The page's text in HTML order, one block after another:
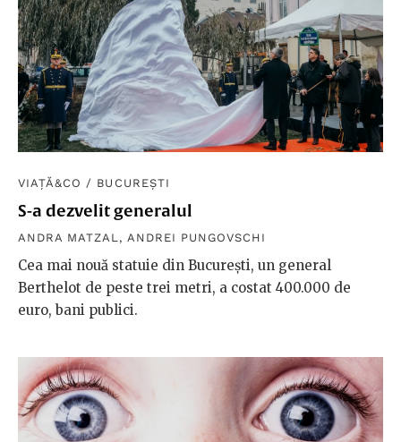
VIAȚĂ&CO / BUCUREȘTI
S-a dezvelit generalul
ANDRA MATZAL , ANDREI PUNGOVSCHI
Cea mai nouă statuie din București, un general
Berthelot de peste trei metri, a costat 400.000 de
euro, bani publici.